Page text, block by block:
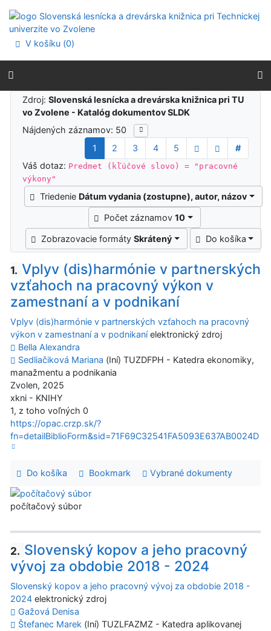
Prejsť na menu
Prehlásenie o webovej prístupnosti
V košíku (0)
Výsledky vyhľadávania
Zdroj:Slovenská lesnícka a drevárska knižnica pri TU
vo Zvolene - Katalóg dokumentov SLDK
Nájdených záznamov: 50
1
2 3 4 5
#
Váš dotaz: Predmet (kľúčové slovo) = "pracovné
výkony"
Triedenie Dátum vydania (zostupne), autor, názov
Počet záznamov10
Zobrazovacie formátySkrátený Do košíka
1. Vplyv (dis)harmónie v partnerských
vzťahoch na pracovný výkon v
zamestnaní a v podnikaní
Vplyv (dis)harmónie v partnerských vzťahoch na pracovný
výkon v zamestnaní a v podnikaníelektronický zdroj
Bella Alexandra
Sedliačiková Mariana (Iní) TUZDFPH - Katedra ekonomiky,
manažmentu a podnikania
Zvolen, 2025
xkni - KNIHY
1, z toho voľných 0
https://opac.crzp.sk/?
fn=detailBiblioForm&sid=71F69C32541FA5093E637AB0024D
Do košíka Bookmark Vybrané dokumenty
počítačový súbor
2. Slovenský kopov a jeho pracovný
vývoj za obdobie 2018 - 2024
Slovenský kopov a jeho pracovný vývoj za obdobie 2018 -
2024 elektronický zdroj
Gažová Denisa
Štefanec Marek (Iní) TUZLFAZMZ - Katedra aplikovanej